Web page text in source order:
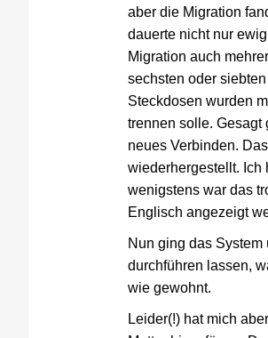
aber die Migration
dauerte nicht nur
Migration auch
sechsten oder
Steckdosen wurden
trennen solle. Gesagt
neues Verbinden.
wiederhergestellt. Ich
wenigstens war das
Englisch angezeigt
Nun ging das
durchführen lassen,
wie gewohnt.
Leider(!) hat mich